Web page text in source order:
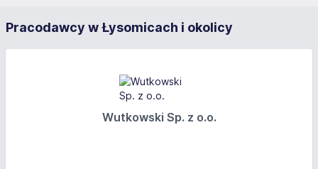
Pracodawcy w Łysomicach i okolicy
Wutkowski Sp. z o.o.